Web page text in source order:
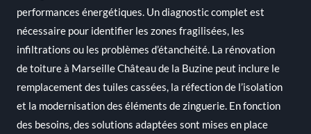
performances énergétiques. Un diagnostic complet est
nécessaire pour identifier les zones fragilisées, les
infiltrations ou les problèmes d’étanchéité. La rénovation
de toiture à Marseille Château de la Buzine peut inclure le
remplacement des tuiles cassées, la réfection de l’isolation
et la modernisation des éléments de zinguerie. En fonction
des besoins, des solutions adaptées sont mises en place